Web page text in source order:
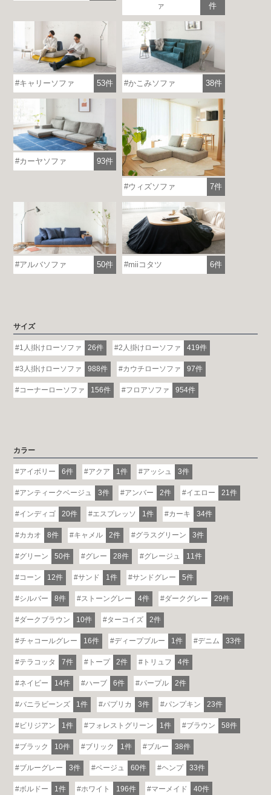
各地で出張ショールームを開催！
この機会にHAREMのソファをお試しくだ
※一部日時は予約制
詳しくはこちら
ァ
件
キャリーソファ 53件 かこみソファ 38件
カーヤソファ 93件
ウィズソファ 7件
アルバソファ 50件 miiコタツ 6件
サイズ
1人掛けローソファ 26件 2人掛けローソファ 419件
3人掛けローソファ 988件 カウチローソファ 97件
コーナーローソファ 156件 フロアソファ 954件
カラー
アイボリー 6件 アクア 1件 アッシュ 3件
アンティークベージュ 3件 アンバー 2件 イエロー 21件
インディゴ 20件 エスプレッソ 1件 カーキ 34件
カカオ 8件 キャメル 2件 グラスグリーン 3件
グリーン 50件 グレー 28件 グレージュ 11件
コーン 12件 サンド 1件 サンドグレー 5件
シルバー 8件 ストーングレー 4件 ダークグレー 29件
ダークブラウン 10件 ターコイズ 2件
チャコールグレー 16件 ディープブルー 1件 デニム 33件
テラコッタ 7件 トープ 2件 トリュフ 4件
ネイビー 14件 ハーブ 6件 パープル 2件
バニラビーンズ 1件 パプリカ 3件 パンプキン 23件
ビリジアン 1件 フォレストグリーン 1件 ブラウン 58件
ブラック 10件 ブリック 1件 ブルー 38件
ブルーグレー 3件 ベージュ 60件 ヘンプ 33件
ボルドー 1件 ホワイト 196件 マーメイド 40件